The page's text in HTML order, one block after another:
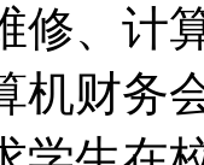
修、计
机财务